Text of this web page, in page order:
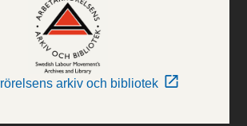
arkiv och bibliotek